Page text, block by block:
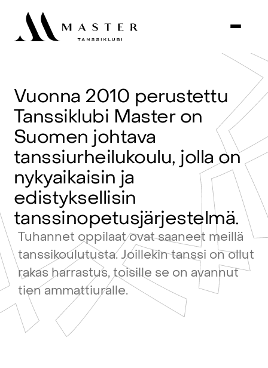
Vuonna 2010 perustettu
Tanssiklubi Master on
Suomen johtava
tanssiurheilukoulu, jolla on
nykyaikaisin ja
edistyksellisin
tanssinopetusjärjestelmä.
Tuhannet oppilaatovatsaaneet meillä
tanssikoulutusta. Joillekintanssi onollut
rakas harrastus,toisille se on avannut
tienammattiuralle.